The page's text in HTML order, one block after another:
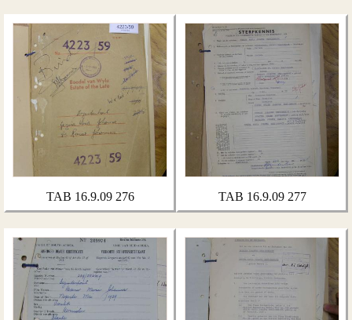
TAB 16.9.09 276 TAB 16.9.09 277